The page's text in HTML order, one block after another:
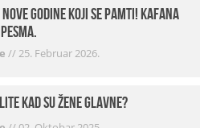
Nove godine koji se pamti! Kafana
//25. Februar 2026.
kad su žene glavne?